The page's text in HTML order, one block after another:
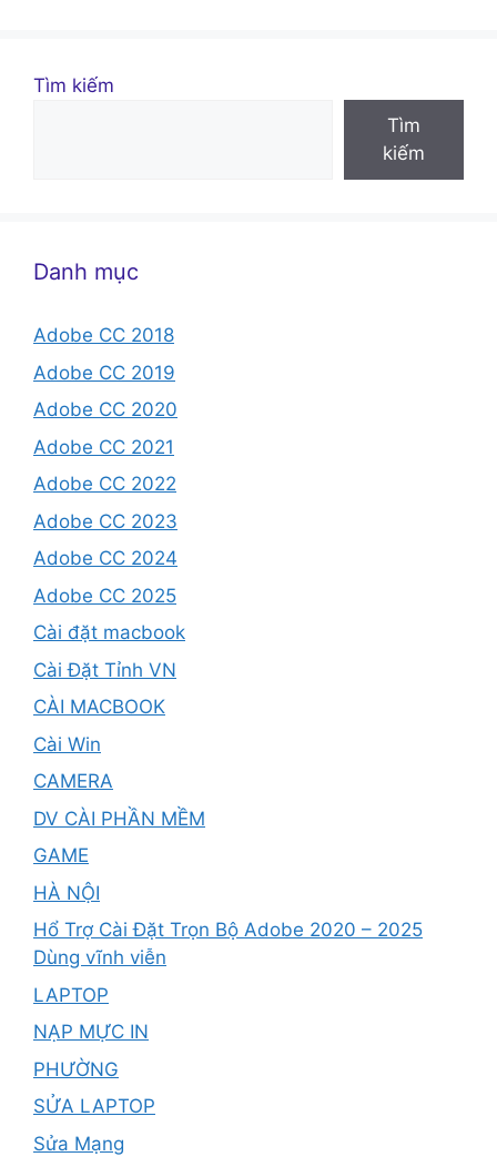
Tìm kiếm
Tìm
kiếm
Danh mục
Adobe CC 2018
Adobe CC 2019
Adobe CC 2020
Adobe CC 2021
Adobe CC 2022
Adobe CC 2023
Adobe CC 2024
Adobe CC 2025
Cài đặt macbook
Cài Đặt Tỉnh VN
CÀI MACBOOK
Cài Win
CAMERA
DV CÀI PHẦN MỀM
GAME
HÀ NỘI
Hổ Trợ Cài Đặt Trọn Bộ Adobe 2020 – 2025
Dùng vĩnh viễn
LAPTOP
NẠP MỰC IN
PHƯỜNG
SỬA LAPTOP
Sửa Mạng